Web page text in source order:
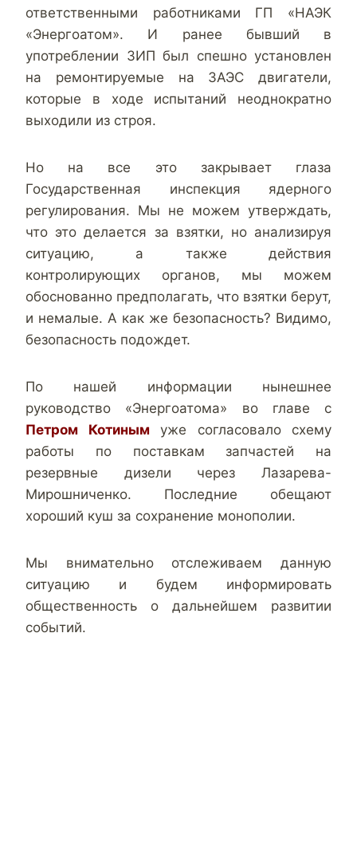
ответственными работниками ГП «НАЭК
«Энергоатом». И ранее бывший в
употреблении ЗИП был спешно установлен
на ремонтируемые на ЗАЭС двигатели,
которые в ходе испытаний неоднократно
выходили из строя.
Но на все это закрывает глаза
Государственная инспекция ядерного
регулирования. Мы не можем утверждать,
что это делается за взятки, но анализируя
ситуацию, а также действия
контролирующих органов, мы можем
обоснованно предполагать, что взятки берут,
и немалые. А как же безопасность? Видимо,
безопасность подождет.
По нашей информации нынешнее
руководство «Энергоатома» во главе с
Петром Котиным уже согласовало схему
работы по поставкам запчастей на
резервные дизели через Лазарева-
Мирошниченко. Последние обещают
хороший куш за сохранение монополии.
Мы внимательно отслеживаем данную
ситуацию и будем информировать
общественность о дальнейшем развитии
событий.